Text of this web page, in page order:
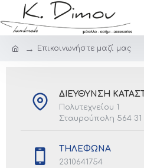
Επικοινωνήστε μαζί μας
ΔΙΕΥΘΥΝΣΗ
Πολυτεχνείου 1
Σταυρούπολη 564 31
ΤΗΛΕΦΩΝΑ
2310641754